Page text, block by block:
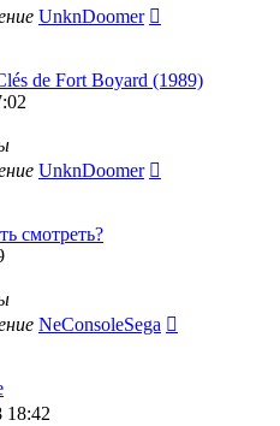
UnknDoomer
de Fort Boyard (1989)
UnknDoomer
смотреть?
NeConsoleSega
18:42